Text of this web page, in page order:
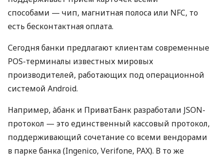
способами — чип, магнитная полоса или NFC, то
есть бесконтактная оплата.
Сегодня банки предлагают клиентам современные
POS-терминалы известных мировых
производителей, работающих под операционной
системой Android.
Например, àбанк и ПриватБанк разработали JSON-
протокол — это единственный кассовый протокол,
поддерживающий сочетание со всеми вендорами
в парке банка (Ingenico, Verifone, PAX). В то же